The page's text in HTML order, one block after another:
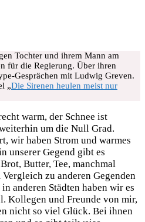
Tochter und ihrem Mann am
für die Regierung. Über ihren
Gesprächen mit Ludwig Greven.
„Die Sirenen heulen meist nur
warm, der Schnee ist
um die Null Grad.
wir haben Strom und warmes
unserer Gegend gibt es
Butter, Tee, manchmal
zu anderen Gegenden
anderen Städten haben wir es
Kollegen und Freunde von mir,
nicht so viel Glück. Bei ihnen